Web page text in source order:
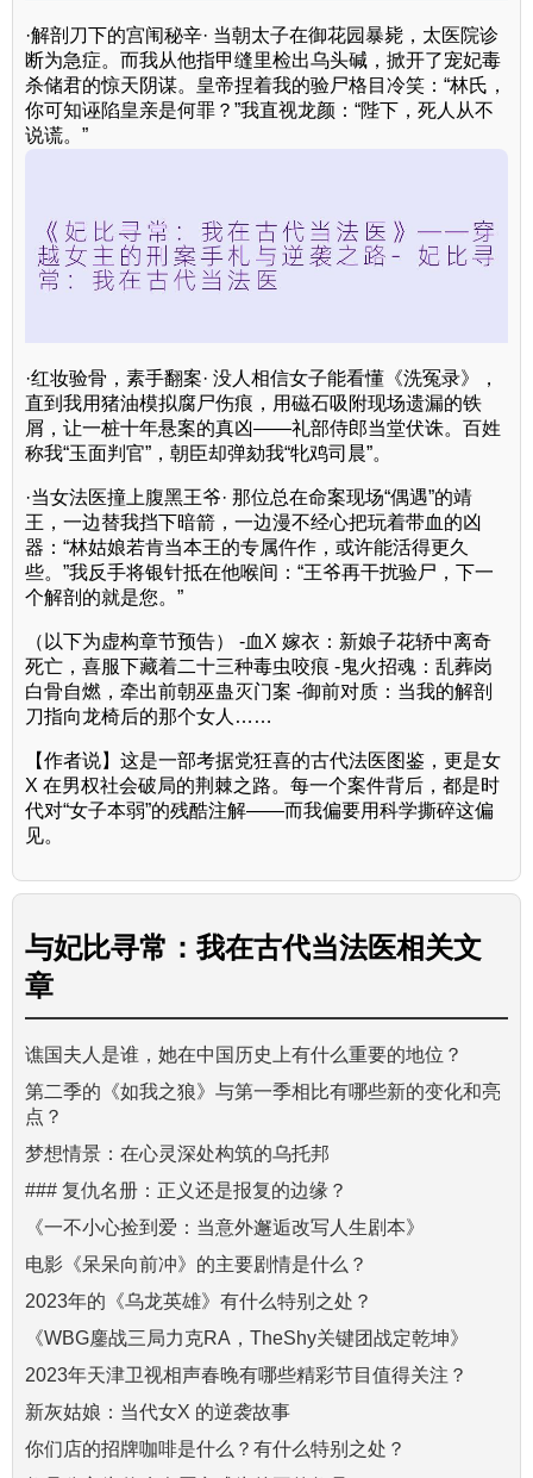
·解剖刀下的宫闱秘辛· 当朝太子在御花园暴毙，太医院诊
断为急症。而我从他指甲缝里检出乌头碱，掀开了宠妃毒
杀储君的惊天阴谋。皇帝捏着我的验尸格目冷笑：“林氏，
你可知诬陷皇亲是何罪？”我直视龙颜：“陛下，死人从不
说谎。”
·红妆验骨，素手翻案· 没人相信女子能看懂《洗冤录》，
直到我用猪油模拟腐尸伤痕，用磁石吸附现场遗漏的铁
屑，让一桩十年悬案的真凶——礼部侍郎当堂伏诛。百姓
称我“玉面判官”，朝臣却弹劾我“牝鸡司晨”。
·当女法医撞上腹黑王爷· 那位总在命案现场“偶遇”的靖
王，一边替我挡下暗箭，一边漫不经心把玩着带血的凶
器：“林姑娘若肯当本王的专属仵作，或许能活得更久
些。”我反手将银针抵在他喉间：“王爷再干扰验尸，下一
个解剖的就是您。”
（以下为虚构章节预告） -血X 嫁衣：新娘子花轿中离奇
死亡，喜服下藏着二十三种毒虫咬痕 -鬼火招魂：乱葬岗
白骨自燃，牵出前朝巫蛊灭门案 -御前对质：当我的解剖
刀指向龙椅后的那个女人……
【作者说】这是一部考据党狂喜的古代法医图鉴，更是女
X 在男权社会破局的荆棘之路。每一个案件背后，都是时
代对“女子本弱”的残酷注解——而我偏要用科学撕碎这偏
见。
与妃比寻常：我在古代当法医相关文
章
谯国夫人是谁，她在中国历史上有什么重要的地位？
第二季的《如我之狼》与第一季相比有哪些新的变化和亮
点？
梦想情景：在心灵深处构筑的乌托邦
### 复仇名册：正义还是报复的边缘？
《一不小心捡到爱：当意外邂逅改写人生剧本》
电影《呆呆向前冲》的主要剧情是什么？
2023年的《乌龙英雄》有什么特别之处？
《WBG鏖战三局力克RA，TheShy关键团战定乾坤》
2023年天津卫视相声春晚有哪些精彩节目值得关注？
新灰姑娘：当代女X 的逆袭故事
你们店的招牌咖啡是什么？有什么特别之处？